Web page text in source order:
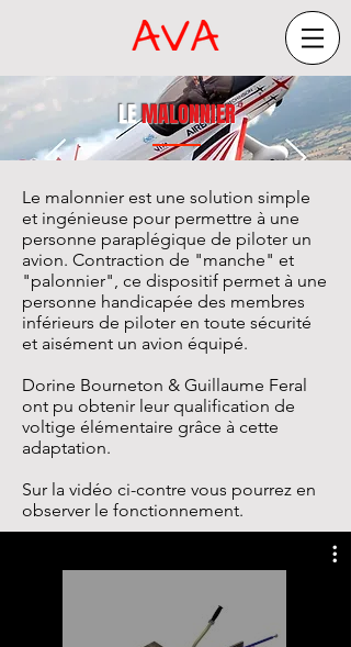
LEMALONNIER
Le malonnier est une solution simple
et ingénieuse pour permettre à une
personne paraplégique de piloter un
avion. Contraction de "manche" et
"palonnier", ce dispositif permet à une
personne handicapée des membres
inférieurs de piloter en toute sécurité
et aisément un avion équipé.
Dorine Bourneton & Guillaume Feral
ont pu obtenir leur qualification de
voltige élémentaire grâce à cette
adaptation.
Sur la vidéo ci-contre vous pourrez en
observer le fonctionnement.